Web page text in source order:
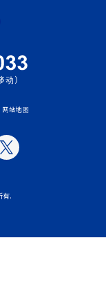
）
网站地图
有.